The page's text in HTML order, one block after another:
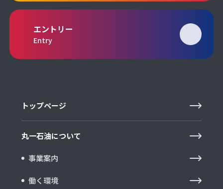
エントリー
Entry
トップページ
丸一石油について
事業案内
働く環境